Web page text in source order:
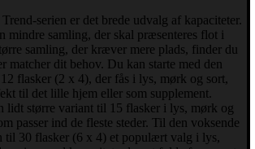
serien er det brede udvalg af kapaciteter.
mindre samling, der skal præsenteres flot i
samling, der kræver mere plads, finder du
matcher dit behov. Du kan starte med den
flasker (2 x 4), der fås i lys, mørk og sort,
til det lille hjem eller som supplement.
lidt større variant til 15 flasker i lys, mørk og
passer ind de fleste steder. Til den voksende
til 30 flasker (6 x 4) et populært valg i lys,